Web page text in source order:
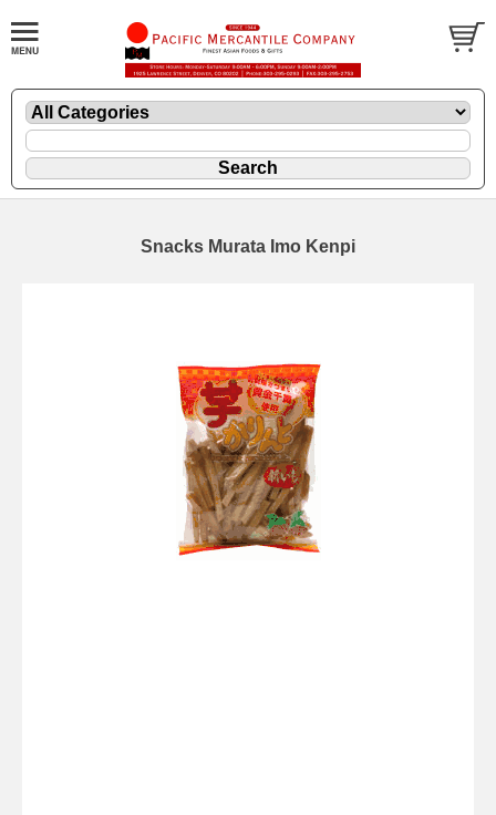
Snacks Murata Imo Kenpi